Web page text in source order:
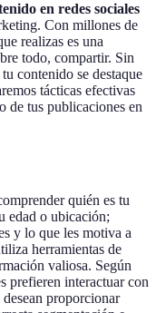
en redes sociales
Con millones de
realizas es una
todo, compartir. Sin
contenido se destaque
tácticas efectivas
de tus publicaciones en
quién es tu
edad o ubicación;
y lo que les motiva a
herramientas de
valiosa. Según
prefieren interactuar con
proporcionar